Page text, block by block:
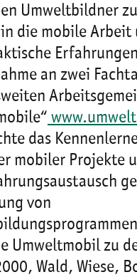
Umweltbildner
die mobile Arbeit
an zwei
das
mobiler Projekte
von
Umweltmobil zu
Wald, Wiese,